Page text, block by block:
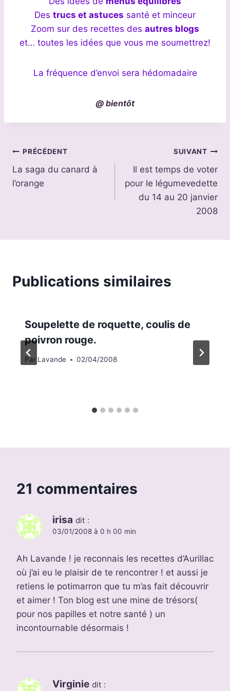
Des trucs et astuces santé et minceur
Zoom sur des recettes des autres blogs
et… toutes les idées que vous me soumettrez!
La fréquence d’envoi sera hédomadaire
@ bientôt
Navigation
de
PRÉCÉDENT
La saga du canard à
l’orange
SUIVANT
Il est temps de voter
pour le légumevedette
du 14 au 20 janvier
2008
Publications similaires
Soupelette de roquette, coulis de
poivron rouge.
Par Lavande 02/04/2008
21 commentaires
irisa dit :
03/01/2008 à 0 h 00 min
Ah Lavande ! je reconnais les recettes d’Aurillac
où j’ai eu le plaisir de te rencontrer ! et aussi je
retiens le potimarron que tu m’as fait découvrir
et aimer ! Ton blog est une mine de trésors(
pour nos papilles et notre santé ) un
incontournable désormais !
Virginie dit :